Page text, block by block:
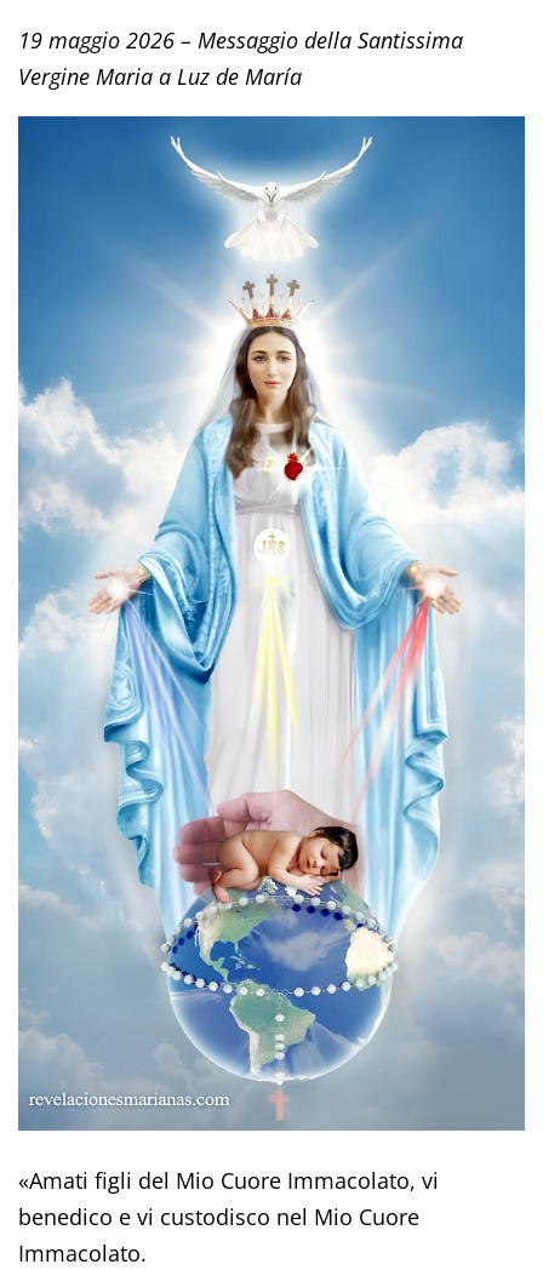
19 maggio 2026 – Messaggio della Santissima
Vergine Maria a Luz de María
«Amati figli del Mio Cuore Immacolato, vi
benedico e vi custodisco nel Mio Cuore
Immacolato.